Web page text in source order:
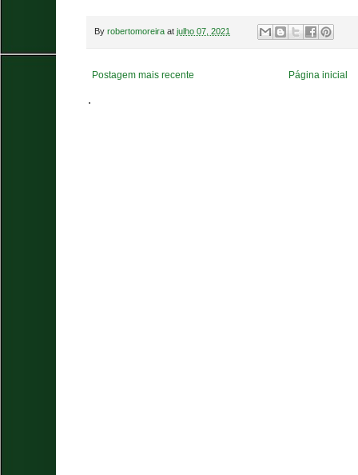
By robertomoreira at julho 07, 2021
Postagem mais recente Página inicial
.